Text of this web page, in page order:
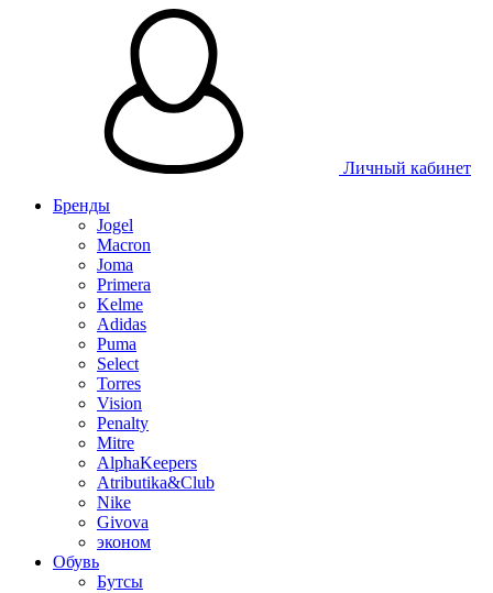
Личный кабинет
Бренды
Jogel
Macron
Joma
Primera
Kelme
Adidas
Puma
Select
Torres
Vision
Penalty
Mitre
AlphaKeepers
Atributika&Club
Nike
Givova
эконом
Обувь
Бутсы